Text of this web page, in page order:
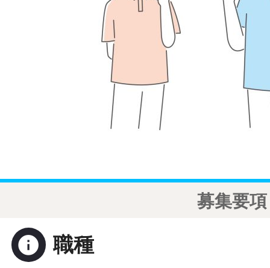
募集要項
info 職種